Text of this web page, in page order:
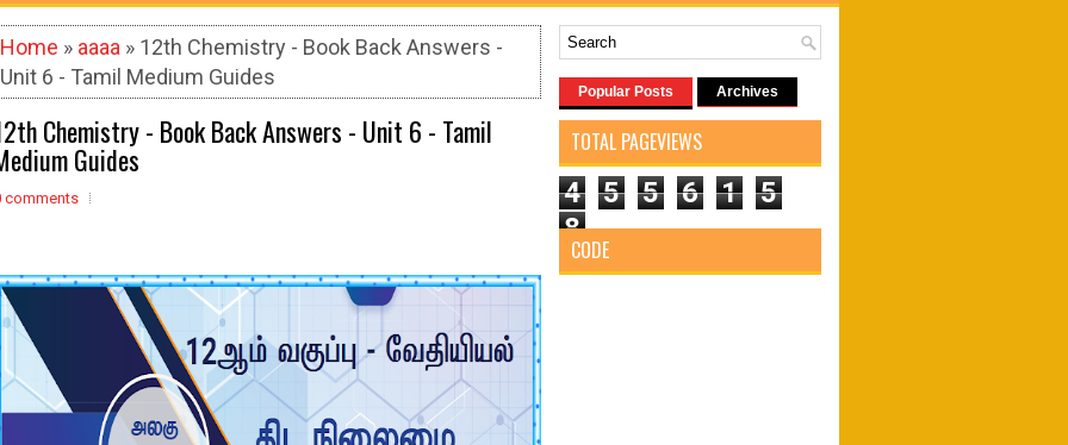
Home » aaaa » 12th Chemistry - Book Back Answers -
Unit 6 - Tamil Medium Guides
Chemistry - Book Back Answers - Unit 6 - Tamil
Guides
comments
Popular Posts Archives
TOTAL PAGEVIEWS
4 5 5 6 1
5
8
CODE